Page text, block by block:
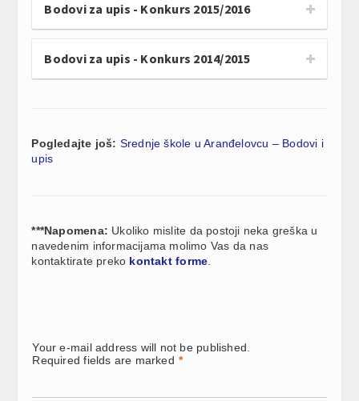
Bodovi za upis - Konkurs 2015/2016
Bodovi za upis - Konkurs 2014/2015
Pogledajte još: Srednje škole u Aranđelovcu – Bodovi i
upis
***Napomena: Ukoliko mislite da postoji neka greška u
navedenim informacijama molimo Vas da nas
kontaktirate preko kontakt forme
Your e-mail address will not be published.
Required fields are marked *